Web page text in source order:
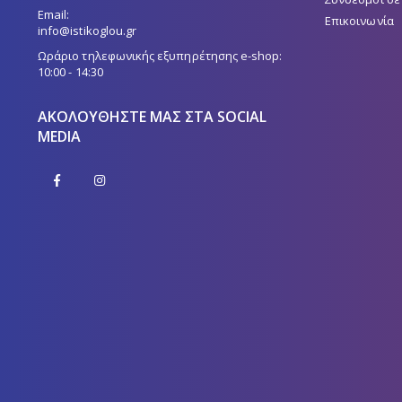
Email:
info@istikoglou.gr
Ωράριο τηλεφωνικής εξυπηρέτησης e-shop:
10:00 - 14:30
ΑΚΟΛΟΥΘΉΣΤΕ ΜΑΣ ΣΤΑ SOCIAL
MEDIA
Επικοινωνία